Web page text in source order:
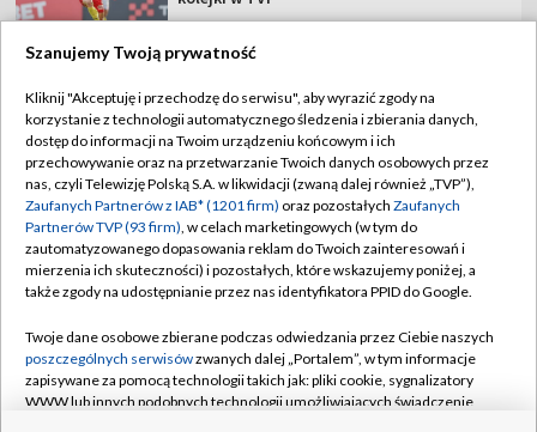
TVP
Abonament TVP
Sklep TVP
Biuro Reklamy
Oferta Handlowa
Emisja w TVP
Rada Programowa
Regulamin TVP
Polityka prywatności
Moje zgody
Biuro reklamy
Kanały
Szanujemy Twoją prywatność
Kliknij "Akceptuję i przechodzę do serwisu", aby wyrazić zgody na
korzystanie z technologii automatycznego śledzenia i zbierania danych,
dostęp do informacji na Twoim urządzeniu końcowym i ich
przechowywanie oraz na przetwarzanie Twoich danych osobowych przez
nas, czyli Telewizję Polską S.A. w likwidacji (zwaną dalej również „TVP”),
Zaufanych Partnerów z IAB* (1201 firm) oraz pozostałych Zaufanych
Partnerów TVP (93 firm), w celach marketingowych (w tym do
zautomatyzowanego dopasowania reklam do Twoich zainteresowań i
mierzenia ich skuteczności) i pozostałych, które wskazujemy poniżej, a
także zgody na udostępnianie przez nas identyfikatora PPID do Google.
Twoje dane osobowe zbierane podczas odwiedzania przez Ciebie naszych
poszczególnych serwisówzwanych dalej „Portalem”, w tym informacje
zapisywane za pomocą technologii takich jak: pliki cookie, sygnalizatory
WWW lub innych podobnych technologii umożliwiających świadczenie